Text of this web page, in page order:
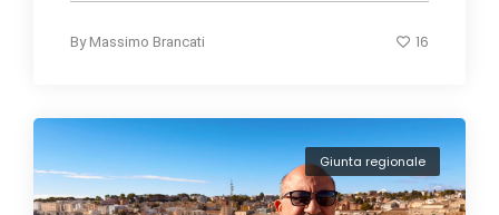
By Massimo Brancati 16
Giunta regionale